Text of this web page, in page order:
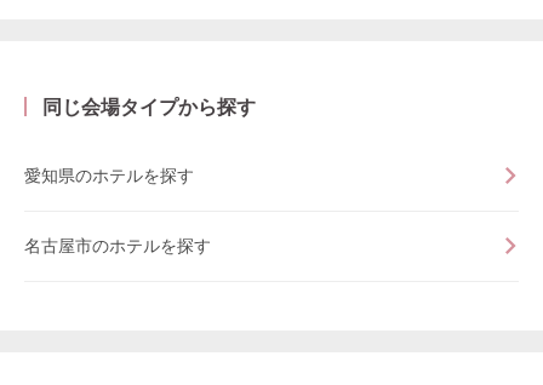
同じ会場タイプから探す
愛知県のホテルを探す
名古屋市のホテルを探す